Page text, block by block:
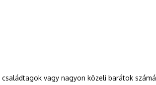
vagy nagyon közeli barátok